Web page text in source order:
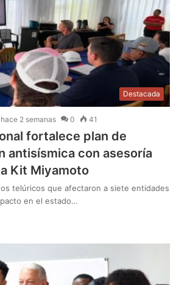
Destacada
hace 2 semanas 0 41
fortalece plan de
antisísmica con asesoría
Kit Miyamoto
telúricos que afectaron a siete entidades
en el estado…